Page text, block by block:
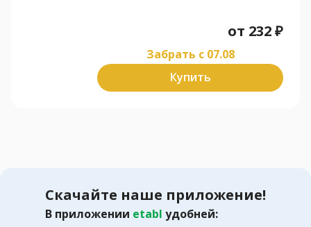
от 232₽
Забрать c 07.08
Купить
Скачайте наше приложение!
В приложении etabl удобней: